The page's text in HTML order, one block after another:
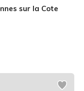
sur la Cote